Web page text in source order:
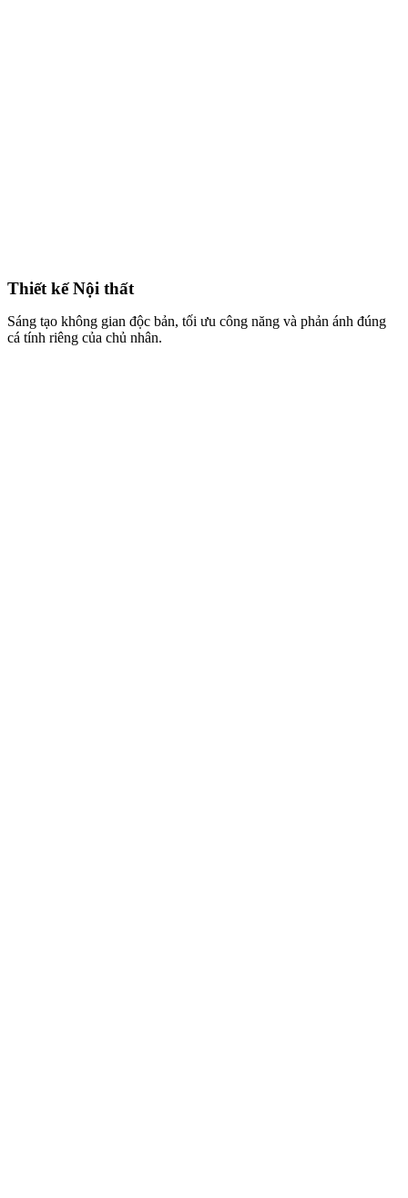
Thiết kế Nội thất
Sáng tạo không gian độc bản, tối ưu công năng và phản ánh đúng
cá tính riêng của chủ nhân.